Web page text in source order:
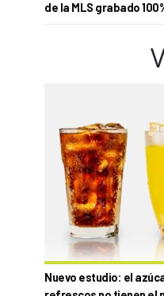
de la MLS grabado
Nuevo estudio: el